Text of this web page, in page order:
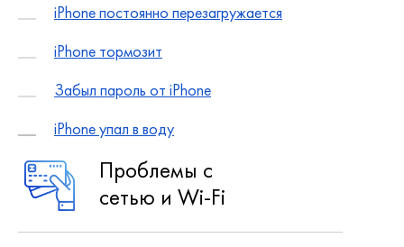
iPhone постоянно перезагружается
iPhone тормозит
Забыл пароль от iPhone
iPhone упал в воду
Проблемы с
сетью и Wi-Fi